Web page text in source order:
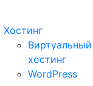
Хостинг
Виртуальный
хостинг
WordPress